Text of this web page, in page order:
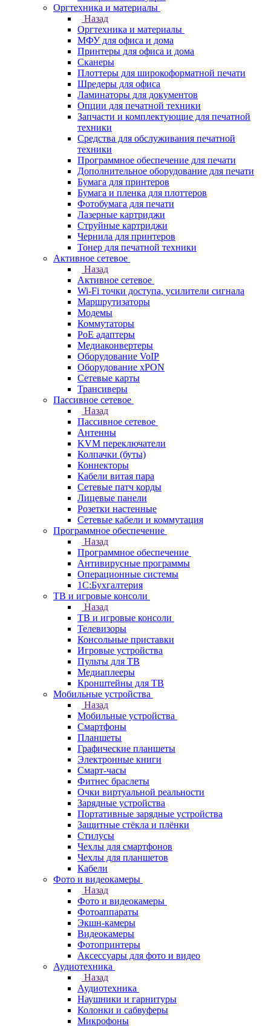
Оргтехника и материалы
Назад
Оргтехника и материалы
МФУ для офиса и дома
Принтеры для офиса и дома
Сканеры
Плоттеры для широкоформатной печати
Шредеры для офиса
Ламинаторы для документов
Опции для печатной техники
Запчасти и комплектующие для печатной
техники
Средства для обслуживания печатной
техники
Программное обеспечение для печати
Дополнительное оборудование для печати
Бумага для принтеров
Бумага и пленка для плоттеров
Фотобумага для печати
Лазерные картриджи
Струйные картриджи
Чернила для принтеров
Тонер для печатной техники
Активное сетевое
Назад
Активное сетевое
Wi-Fi точки доступа, усилители сигнала
Маршрутизаторы
Модемы
Коммутаторы
PoE адаптеры
Медиаконвертеры
Оборудование VoIP
Оборудование xPON
Сетевые карты
Трансиверы
Пассивное сетевое
Назад
Пассивное сетевое
Антенны
KVM переключатели
Колпачки (буты)
Коннекторы
Кабели витая пара
Сетевые патч корды
Лицевые панели
Розетки настенные
Сетевые кабели и коммутация
Программное обеспечение
Назад
Программное обеспечение
Антивирусные программы
Операционные системы
1С:Бухгалтерия
ТВ и игровые консоли
Назад
ТВ и игровые консоли
Телевизоры
Консольные приставки
Игровые устройства
Пульты для ТВ
Медиаплееры
Кронштейны для ТВ
Мобильные устройства
Назад
Мобильные устройства
Смартфоны
Планшеты
Графические планшеты
Электронные книги
Смарт-часы
Фитнес браслеты
Очки виртуальной реальности
Зарядные устройства
Портативные зарядные устройства
Защитные стёкла и плёнки
Стилусы
Чехлы для смартфонов
Чехлы для планшетов
Кабели
Фото и видеокамеры
Назад
Фото и видеокамеры
Фотоаппараты
Экшн-камеры
Видеокамеры
Фотопринтеры
Аксессуары для фото и видео
Аудиотехника
Назад
Аудиотехника
Наушники и гарнитуры
Колонки и сабвуферы
Микрофоны